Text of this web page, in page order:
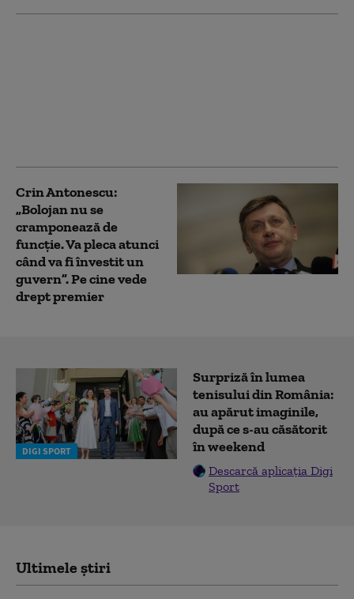
Crin Antonescu:
„Bolojan nu se
cramponează de
funcție. Va pleca atunci
când va fi învestit un
guvern”. Pe cine vede
drept premier
DIGI SPORT
Surpriză în lumea
tenisului din România:
au apărut imaginile,
după ce s-au căsătorit
în weekend
Descarcă aplicația Digi
Sport
Ultimele știri